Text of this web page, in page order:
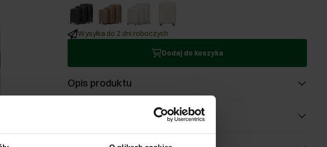
Wysyłka do 2 dni roboczych
Dodaj do koszyka
Opis produktu